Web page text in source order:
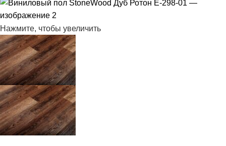
Нажмите, чтобы увеличить